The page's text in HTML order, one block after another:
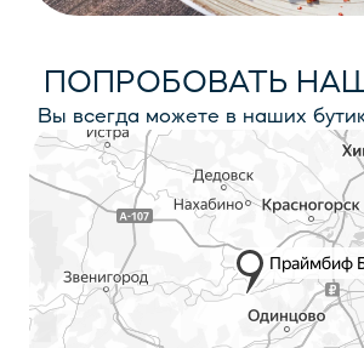
ПОПРОБОВАТЬ
Вы всегда можете в наших